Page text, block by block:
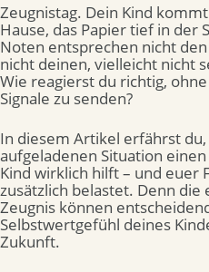
Zeugnistag. Dein Kind
Hause, das Papier tief in der
Noten entsprechen nicht
nicht deinen, vielleicht nicht
Wie reagierst du richtig,
Signale zu senden?
In diesem Artikel erfährst
aufgeladenen Situation
Kind wirklich hilft – und euer
zusätzlich belastet. Denn
Zeugnis können
Selbstwertgefühl deines
Zukunft.